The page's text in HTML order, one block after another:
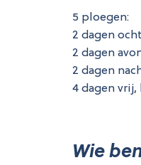
5 ploegen:
2 dagen
2 dagen
2 dagen
4 dagen vrij,
Wie